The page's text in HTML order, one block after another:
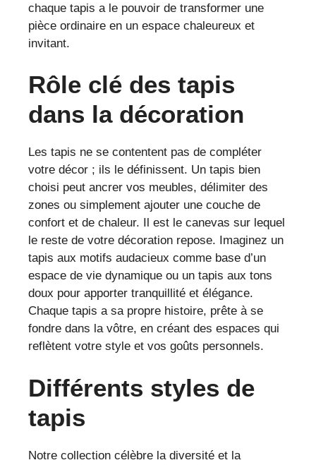
chaque tapis a le pouvoir de transformer une
pièce ordinaire en un espace chaleureux et
invitant.
Rôle clé des tapis
dans la décoration
Les tapis ne se contentent pas de compléter
votre décor ; ils le définissent. Un tapis bien
choisi peut ancrer vos meubles, délimiter des
zones ou simplement ajouter une couche de
confort et de chaleur. Il est le canevas sur lequel
le reste de votre décoration repose. Imaginez un
tapis aux motifs audacieux comme base d’un
espace de vie dynamique ou un tapis aux tons
doux pour apporter tranquillité et élégance.
Chaque tapis a sa propre histoire, prête à se
fondre dans la vôtre, en créant des espaces qui
reflètent votre style et vos goûts personnels.
Différents styles de
tapis
Notre collection célèbre la diversité et la